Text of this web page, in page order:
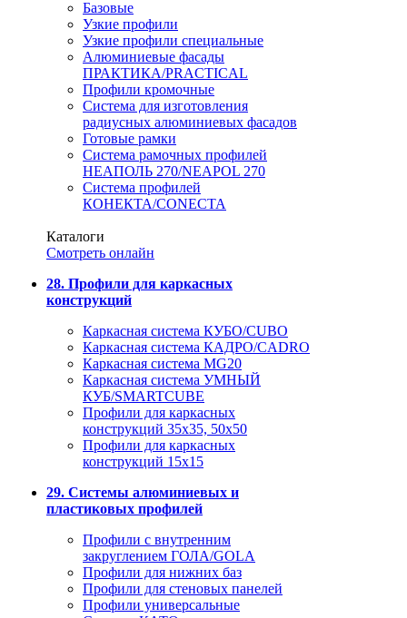
Базовые
Узкие профили
Узкие профили специальные
Алюминиевые фасады
ПРАКТИКА/PRACTICAL
Профили кромочные
Система для изготовления
радиусных алюминиевых фасадов
Готовые рамки
Система рамочных профилей
НЕАПОЛЬ 270/NEAPOL 270
Система профилей
КОНЕКТА/CONECTA
Каталоги
Смотреть онлайн
28. Профили для каркасных
конструкций
Каркасная система КУБО/CUBO
Каркасная система КАДРО/CADRO
Каркасная система MG20
Каркасная система УМНЫЙ
КУБ/SMARTCUBE
Профили для каркасных
конструкций 35x35, 50x50
Профили для каркасных
конструкций 15х15
29. Системы алюминиевых и
пластиковых профилей
Профили с внутренним
закруглением ГОЛА/GOLA
Профили для нижних баз
Профили для стеновых панелей
Профили универсальные